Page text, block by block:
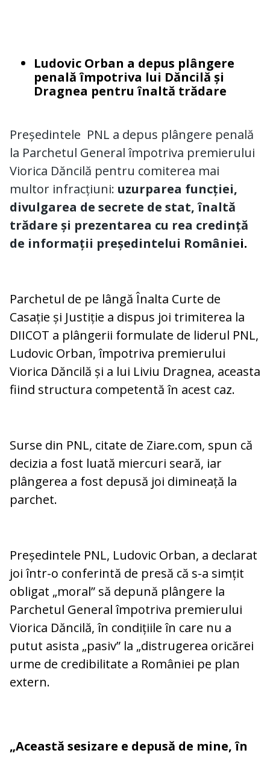
Ludovic Orban a depus plângere
penală împotriva lui Dăncilă și
Dragnea pentru înaltă trădare
Președintele PNL a depus plângere penală
la Parchetul General împotriva premierului
Viorica Dăncilă pentru comiterea mai
multor infracțiuni: uzurparea funcției,
divulgarea de secrete de stat, înaltă
trădare și prezentarea cu rea credință
de informații președintelui României.
Parchetul de pe lângă Înalta Curte de
Casație și Justiție a dispus joi trimiterea la
DIICOT a plângerii formulate de liderul PNL,
Ludovic Orban, împotriva premierului
Viorica Dăncilă și a lui Liviu Dragnea, aceasta
fiind structura competentă în acest caz.
Surse din PNL, citate de Ziare.com, spun că
decizia a fost luată miercuri seară, iar
plângerea a fost depusă joi dimineață la
parchet.
Președintele PNL, Ludovic Orban, a declarat
joi într-o conferintă de presă că s-a simțit
obligat „moral” să depună plângere la
Parchetul General împotriva premierului
Viorica Dăncilă, în condițiile în care nu a
putut asista „pasiv” la „distrugerea oricărei
urme de credibilitate a României pe plan
extern.
„Această sesizare e depusă de mine, în